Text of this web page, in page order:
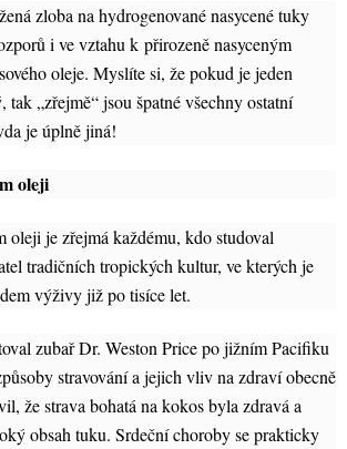
zloba na hydrogenované nasycené tuky
i ve vztahu k přirozeně nasyceným
oleje. Myslíte si, že pokud je jeden
tak „zřejmě“ jsou špatné všechny ostatní
je úplně jiná!
oleji
oleji je zřejmá každému, kdo studoval
tradičních tropických kultur, ve kterých je
výživy již po tisíce let.
zubař Dr. Weston Price po jižním Pacifiku
stravování a jejich vliv na zdraví obecně
že strava bohatá na kokos byla zdravá a
obsah tuku. Srdeční choroby se prakticky